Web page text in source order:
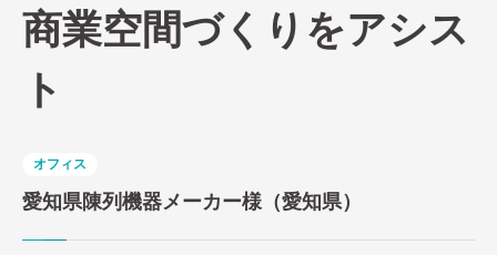
商業空間づくりをアシス
ト
オフィス
愛知県陳列機器メーカー様（愛知県）